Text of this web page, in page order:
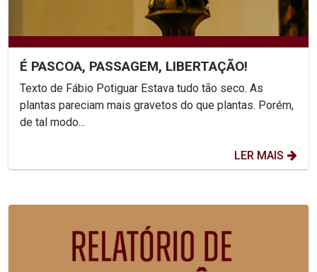
É PASCOA, PASSAGEM, LIBERTAÇÃO!
Texto de Fábio Potiguar Estava tudo tão seco. As
plantas pareciam mais gravetos do que plantas. Porém,
de tal modo...
LER MAIS